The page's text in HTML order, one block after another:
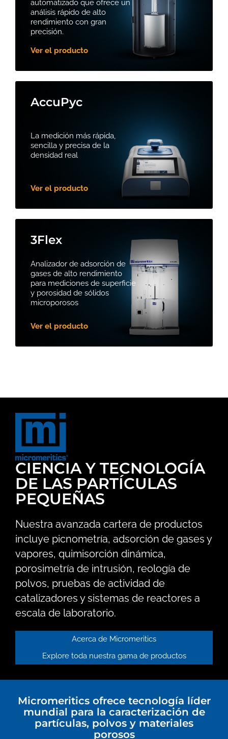
automatizado que ofrece un
análisis rápido de alto
rendimiento con gran
precisión.
Ver el producto
AccuPyc
La medición más rápida,
sencilla y precisa de la
densidad real
Ver el producto
3Flex
Analizador de adsorción de
gases de alto rendimiento
para mediciones de superficie
y porosidad de sólidos
microporosos
Ver el producto
CIENCIA Y TECNOLOGÍA
DE LAS PARTÍCULAS
PEQUEÑAS
Nuestra avanzada cartera de productos
incluye picnometría, adsorción de gases y
vapores, quimisorción dinámica,
porosimetría de intrusión, reología de
polvos, pruebas de actividad de
catalizadores y sistemas de reactores a
escala de laboratorio.
Acerca de Micromeritics
Explore toda nuestra gama de productos
Micromeritics ofrece tecnología líder
mundial para la caracterización de
partículas, polvos y materiales
porosos